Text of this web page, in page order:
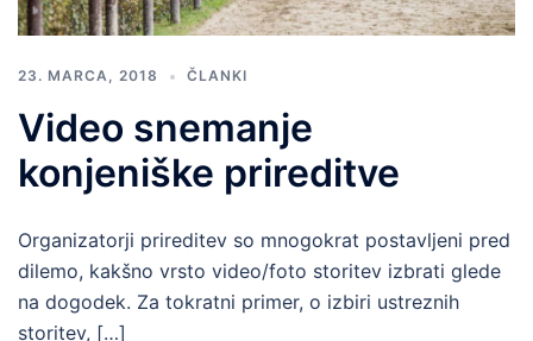
23. MARCA, 2018 ČLANKI
Video snemanje
konjeniške prireditve
Organizatorji prireditev so mnogokrat postavljeni pred
dilemo, kakšno vrsto video/foto storitev izbrati glede
na dogodek. Za tokratni primer, o izbiri ustreznih
storitev, […]